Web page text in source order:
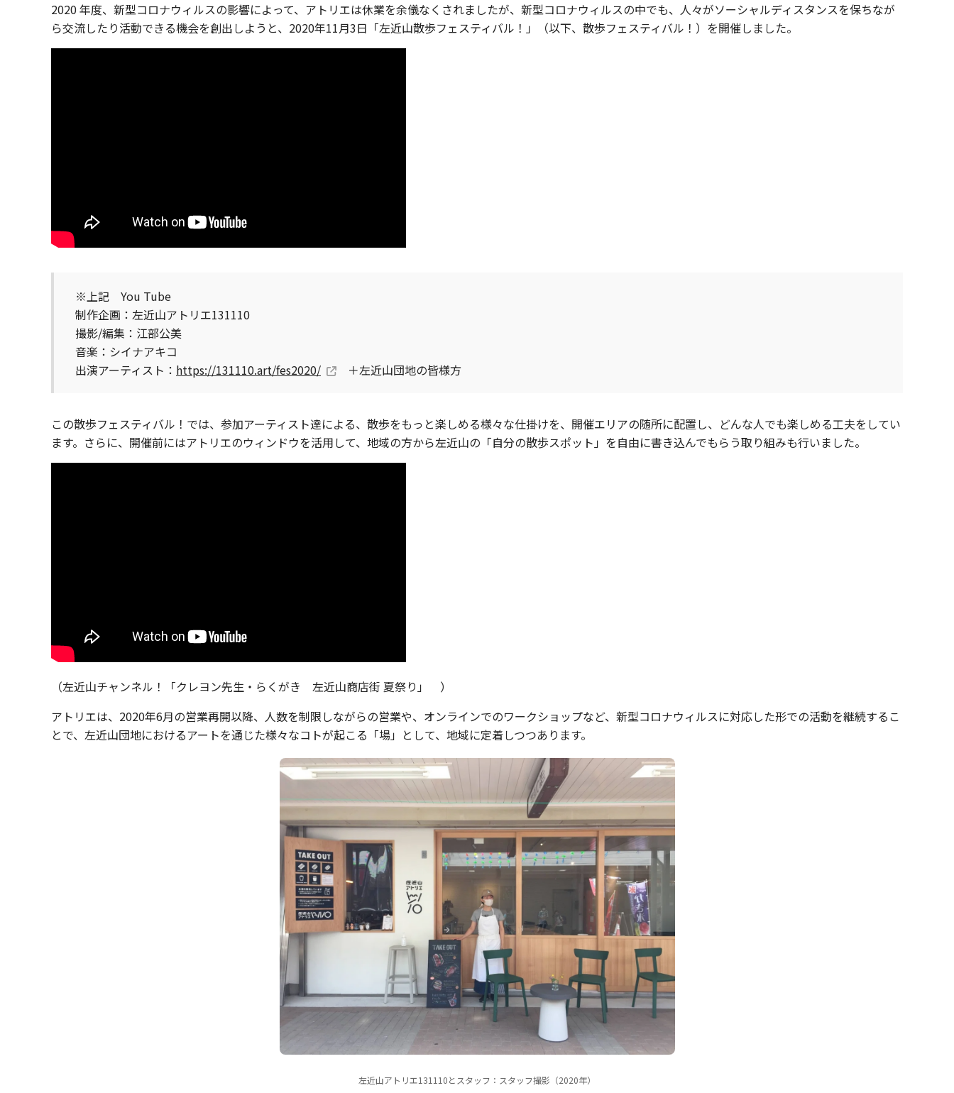
2020 年度、新型コロナウィルスの影響によって、アトリエは休業を余儀なくされましたが、新型コロナウィルスの中でも、人々がソーシャルディスタンスを保ちなが
ら交流したり活動できる機会を創出しようと、2020年11月3日「左近山散歩フェスティバル！」（以下、散歩フェスティバル！）を開催しました。
※上記 You Tube
制作企画：左近山アトリエ131110
撮影/編集：江部公美
音楽：シイナアキコ
出演アーティスト： https://131110.art/fes2020/ ＋左近山団地の皆様方
この散歩フェスティバル！では、参加アーティスト達による、散歩をもっと楽しめる様々な仕掛けを、開催エリアの随所に配置し、どんな人でも楽しめる工夫をしてい
ます。さらに、開催前にはアトリエのウィンドウを活用して、地域の方から左近山の「自分の散歩スポット」を自由に書き込んでもらう取り組みも行いました。
（左近山チャンネル！「クレヨン先生・らくがき 左近山商店街 夏祭り」 ）
アトリエは、2020年6月の営業再開以降、人数を制限しながらの営業や、オンラインでのワークショップなど、新型コロナウィルスに対応した形での活動を継続するこ
とで、左近山団地におけるアートを通じた様々なコトが起こる「場」として、地域に定着しつつあります。
左近山アトリエ131110とスタッフ：スタッフ撮影（2020年）